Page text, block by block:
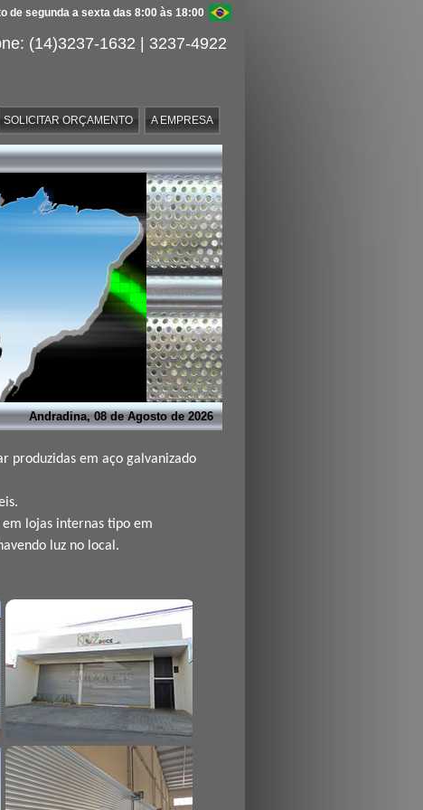
SOLICITAR ORÇAMENTO A EMPRESA
de segunda a sexta das 8:00 às 18:00
(14)3237-1632 | 3237-4922
Andradina, 08 de Agosto de 2026
produzidas em aço galvanizado
lojas internas tipo em
luz no local.